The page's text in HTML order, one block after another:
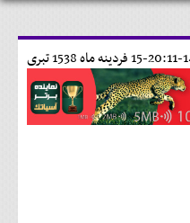
15 فردينه ماه 1538 تبری